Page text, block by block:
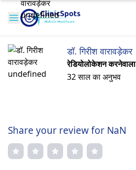
डॉ. गिरीश वारावड़ेकर
रेडियोलोकेशन करनेवाला
32 साल का अनुभव
Share your review for NaN